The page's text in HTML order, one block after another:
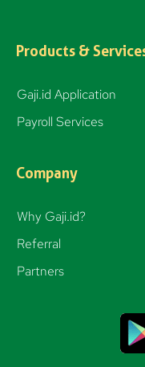
t
g
r
a
Products &
Gaji.id Application
Payroll Services
Company
Why Gaji.id?
Referral
Partners